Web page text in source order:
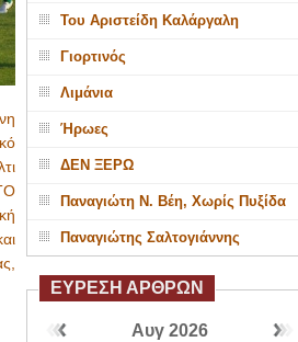
Του Αριστείδη Καλάργαλη
Γιορτινός
Λιμάνια
Ήρωες
ΔΕΝ ΞΕΡΩ
Παναγιώτη Ν. Βέη, Χωρίς Πυξίδα
Παναγιώτης Σαλτογιάννης
ΕΥΡΕΣΗ ΑΡΘΡΩΝ
Αυγ 2026